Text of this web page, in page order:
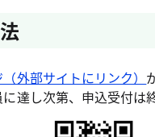
外部サイトにリンク）
達し次第、申込受付は